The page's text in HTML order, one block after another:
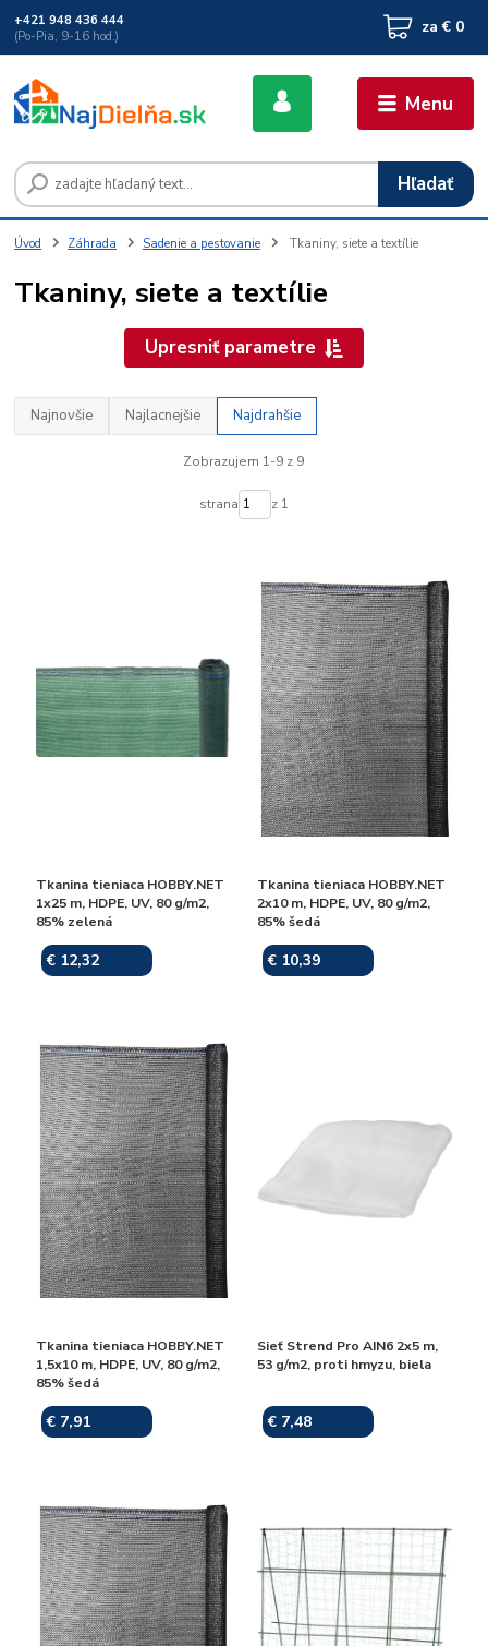
Menu
Hľadať
+421 948 436 444
(Po-Pia, 9-16 hod.)
za € 0
Úvod Záhrada Sadenie a pestovanie Tkaniny, siete a textílie
Tkaniny, siete a textílie
Upresniť parametre
Najnovšie Najlacnejšie Najdrahšie
Zobrazujem 1-9 z 9
strana z 1
Tkanina tieniaca HOBBY.NET
1x25 m, HDPE, UV, 80 g/m2,
85% zelená
€ 12,32
Tkanina tieniaca HOBBY.NET
2x10 m, HDPE, UV, 80 g/m2,
85% šedá
€ 10,39
Tkanina tieniaca HOBBY.NET
1,5x10 m, HDPE, UV, 80 g/m2,
85% šedá
€ 7,91
Sieť Strend Pro AIN6 2x5 m,
53 g/m2, proti hmyzu, biela
€ 7,48